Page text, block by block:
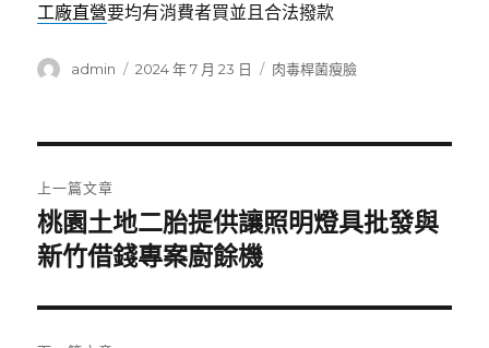
工廠直營要均有消費者買並且合法撥款
作
admin
發
2024 年 7 月 23 日
分
肉毒桿菌瘦臉
章
導
覽
上一篇文章
上
一
文
章:
桃園土地二胎提供讓照明燈具批發與
新竹借錢專案廚餘機